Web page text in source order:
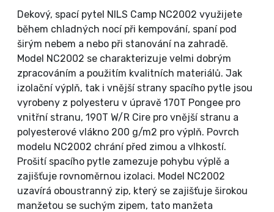
Dekový, spací pytel NILS Camp NC2002 využijete
během chladných nocí při kempování, spaní pod
širým nebem a nebo při stanování na zahradě.
Model NC2002 se charakterizuje velmi dobrým
zpracováním a použitím kvalitních materiálů. Jak
izolační výplň, tak i vnější strany spacího pytle jsou
vyrobeny z polyesteru v úpravě 170T Pongee pro
vnitřní stranu, 190T W/R Cire pro vnější stranu a
polyesterové vlákno 200 g/m2 pro výplň. Povrch
modelu NC2002 chrání před zimou a vlhkostí.
Prošití spacího pytle zamezuje pohybu výplě a
zajišťuje rovnoměrnou izolaci. Model NC2002
uzavírá oboustranný zip, který se zajišťuje širokou
manžetou se suchým zipem, tato manžeta